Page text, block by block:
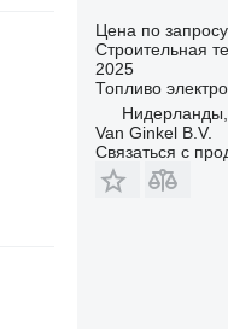
Цена по запросу
Строительная
2025
Топливо электро
Van Ginkel B.V.
Связаться с